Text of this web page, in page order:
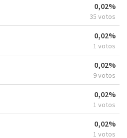
0,02%
35 votos
0,02%
1 votos
0,02%
9 votos
0,02%
1 votos
0,02%
1 votos